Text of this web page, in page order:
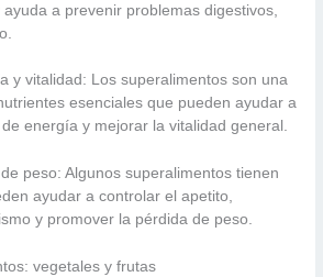
a prevenir problemas digestivos,
y vitalidad: Los superalimentos son una
esenciales que pueden ayudar a
energía y mejorar la vitalidad general.
peso: Algunos superalimentos tienen
ayudar a controlar el apetito,
y promover la pérdida de peso.
vegetales y frutas